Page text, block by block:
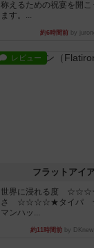
称えるための祝宴を開こ
ます。...
約6時間前 by jurong
レビュー
フラットアイ
世界に浸れる度
さ ☆☆☆☆★タイ
マンハッ...
約11時間前 by